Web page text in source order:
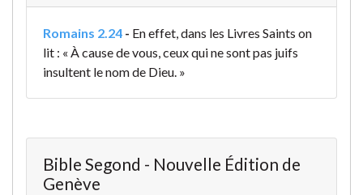
Romains 2.24 - En effet, dans les Livres Saints on
lit : « À cause de vous, ceux qui ne sont pas juifs
insultent le nom de Dieu. »
Bible Segond - Nouvelle Édition de
Genève